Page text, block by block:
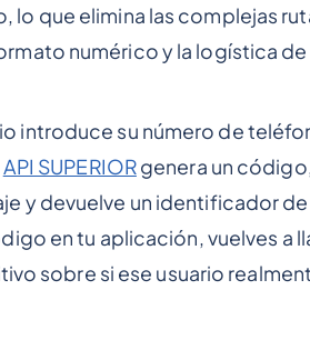
que elimina las complejas
numérico y la logística
introduce su número de
API SUPERIORgenera un
y devuelve un identificador
en tu aplicación, vuelves a
sobre si ese usuario